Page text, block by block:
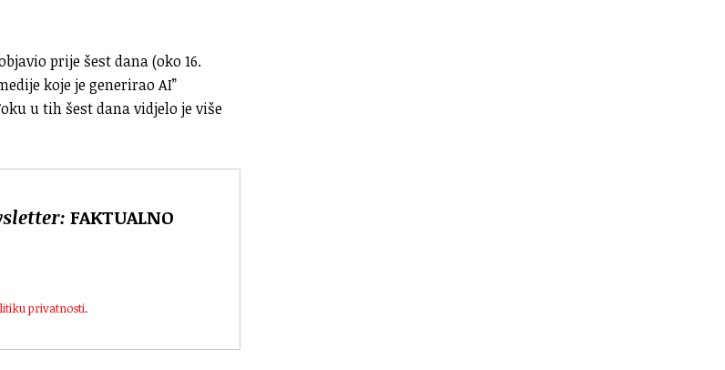
prije šest dana (oko 16.
koje je generirao AI”
u tih šest dana vidjelo je više
FAKTUALNO
privatnosti.